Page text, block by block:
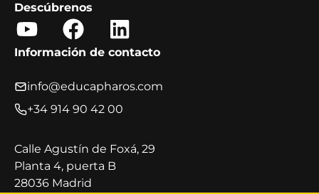
Descúbrenos
Y
o
t
u
e
F
a
e
b
o
k
L
i
k
e
i
Información de contacto
info@educapharos.com
+34 914 90 42 00
Calle Agustín de Foxá, 29
Planta 4, puerta B
28036 Madrid